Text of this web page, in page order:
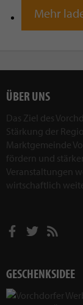
Mehr
ÜBER UNS
Das Ziel des
Stärkung der
Marktgemeinde
fördern und
Veranstaltungen
wirtschaftlich
GESCHENKSIDEE